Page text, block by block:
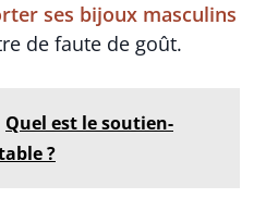
ses bijoux masculins
de faute de goût.
Quel est le soutien-
?